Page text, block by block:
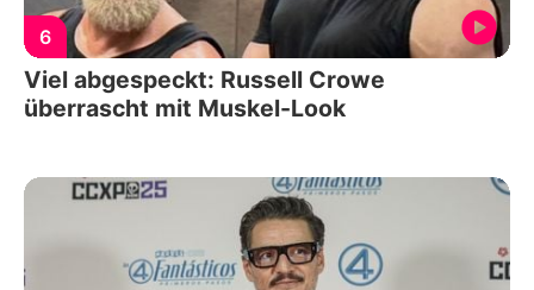
6
Viel abgespeckt: Russell Crowe
überrascht mit Muskel-Look